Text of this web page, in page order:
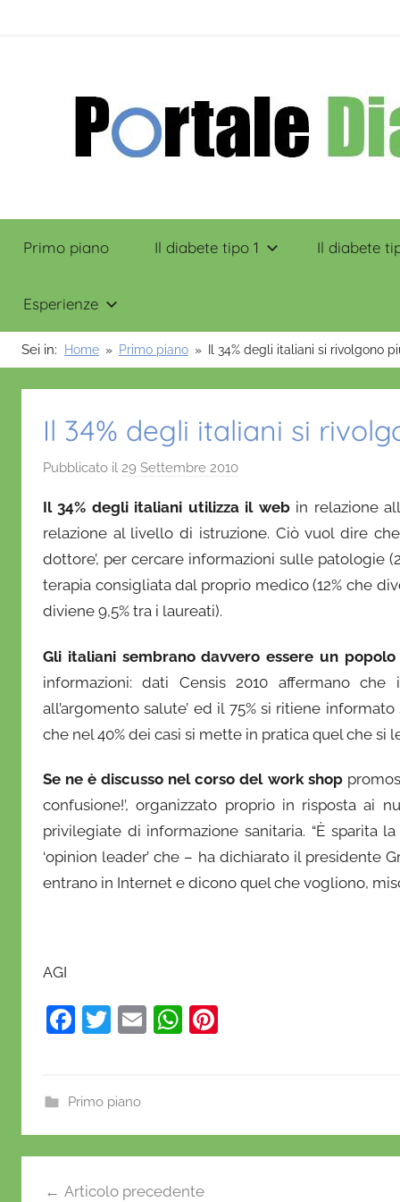
Portale
Diabete
Primo piano Il diabete tipo 1 Il diabete
Esperienze
Sei in: Home Primo piano Il 34% degli italiani si rivolgono
Il 34% degli italiani si
Pubblicato il 29 Settembre 2010
D
a
n
i
a
D
o
o
Il 34% degli italiani utilizza il web in relazione
relazione al livello di istruzione. Ciò vuol dire
dottore’, per cercare informazioni sulle patologie
terapia consigliata dal proprio medico (12% che
diviene 9,5% tra i laureati).
Gli italiani sembrano davvero essere un
informazioni: dati Censis 2010 affermano
all’argomento salute’ ed il 75% si ritiene
che nel 40% dei casi si mette in pratica quel che si
Se ne è discusso nel corso del work shop
confusione!’, organizzato proprio in risposta ai
privilegiate di informazione sanitaria. “È sparita
‘opinion leader’ che – ha dichiarato il presidente
entrano in Internet e dicono quel che vogliono,
AGI
F
e
b
o
o
T
er
E
W
A
p
p
st
Primo piano
Articolo precedente